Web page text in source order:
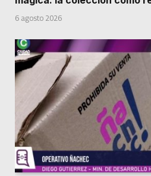
6 agosto 2026